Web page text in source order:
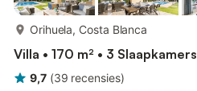
Orihuela, Costa Blanca
Villa • 170 m² • 3 Slaapkamers
9,7 (39 recensies)